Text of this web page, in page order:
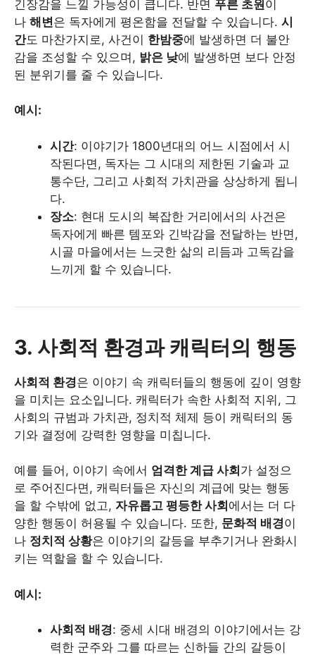
긴장감을 느낄 가능성이 큽니다. 반면 푸른 초원 이
나 해변은 독자에게 평온함을 전달할 수 있습니다. 시
간도 마찬가지로, 사건이 한밤중에 발생하면 더 불안
감을 조성할 수 있으며, 밝은 낮에 발생하면 보다 안정
된 분위기를 줄 수 있습니다.
예시:
시간: 이야기가 1800년대의 어느 시점에서 시
작된다면, 독자는 그 시대의 제한된 기술과 교
통수단, 그리고 사회적 가치관을 상상하게 됩니
다.
장소: 현대 도시의 복잡한 거리에서의 사건은
독자에게 빠른 템포와 긴박감을 전달하는 반면,
시골 마을에서는 느긋한 삶의 리듬과 고독감을
느끼게 할 수 있습니다.
3. 사회적 환경과 캐릭터의 행동
사회적 환경은 이야기 속 캐릭터들의 행동에 깊이 영향
을 미치는 요소입니다. 캐릭터가 속한 사회적 지위, 그
사회의 규범과 가치관, 정치적 체제 등이 캐릭터의 동
기와 결정에 강력한 영향을 미칩니다.
예를 들어, 이야기 속에서 엄격한 계급 사회 가 설정으
로 주어진다면, 캐릭터들은 자신의 계급에 맞는 행동
을 할 수밖에 없고, 자유롭고 평등한 사회 에서는 더 다
양한 행동이 허용될 수 있습니다. 또한, 문화적 배경이
나 정치적 상황은 이야기의 갈등을 부추기거나 완화시
키는 역할을 할 수 있습니다.
예시:
사회적 배경: 중세 시대 배경의 이야기에서는 강
력한 군주와 그를 따르는 신하들 간의 갈등이